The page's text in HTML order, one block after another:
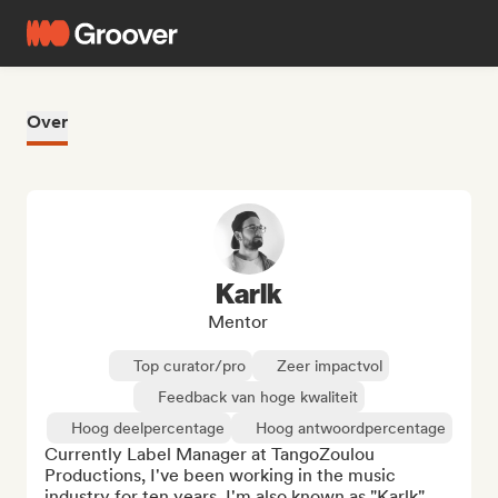
Over
Karlk
Mentor
Top curator/pro
Zeer impactvol
Feedback van hoge kwaliteit
Hoog deelpercentage
Hoog antwoordpercentage
Currently Label Manager at TangoZoulou
Productions, I've been working in the music